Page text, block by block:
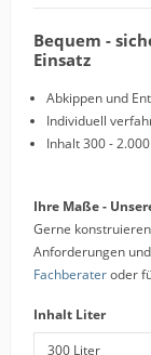
Bequem -
Einsatz
Abkippen und
Individuell
Inhalt 300 -
Ihre Maße -
Gerne
Anforderungen
Fachberateroder
Inhalt Liter